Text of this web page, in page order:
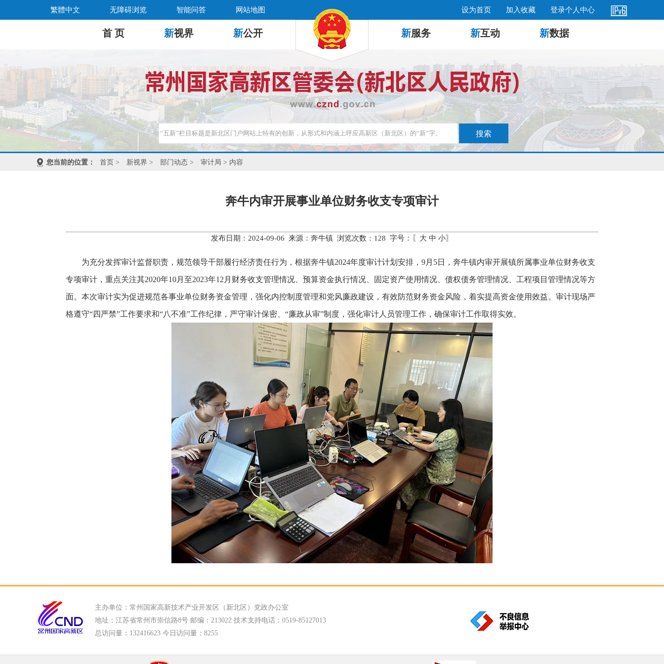
繁體中文 无障碍浏览 智能问答 网站地图 设为首页 加入收藏 登录个人中心
首 页 新视界 新公开 新服务 新互动 新数据
您当前的位置： 首页 > 新视界 > 部门动态 > 审计局 > 内容
奔牛内审开展事业单位财务收支专项审计
发布日期：2024-09-06 来源：奔牛镇 浏览次数： 128 字号：〖 大 中 小〗
为充分发挥审计监督职责，规范领导干部履行经济责任行为，根据奔牛镇2024年度审计计划安排，9月5日，奔牛镇内审开展镇所属事业单位财务收支
专项审计，重点关注其2020年10月至2023年12月财务收支管理情况、预算资金执行情况、固定资产使用情况、债权债务管理情况、工程项目管理情况等方
面。本次审计实为促进规范各事业单位财务资金管理，强化内控制度管理和党风廉政建设，有效防范财务资金风险，着实提高资金使用效益。审计现场严
格遵守“四严禁”工作要求和“八不准”工作纪律，严守审计保密、“廉政从审”制度，强化审计人员管理工作，确保审计工作取得实效。
主办单位：常州国家高新技术产业开发区（新北区）党政办公室
地址：江苏省常州市崇信路8号 邮编：213022 技术支持电话：0519-85127013
总访问量： 132416623 今日访问量： 8255